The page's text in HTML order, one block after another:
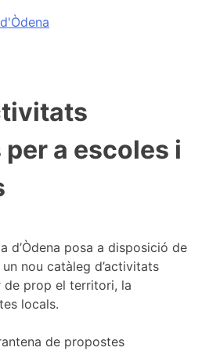
a escoles i
d’Òdena posa a disposició de
nou catàleg d’activitats
prop el territori, la
locals.
de propostes